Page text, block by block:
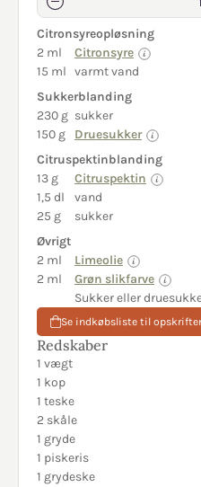
Citronsyreopløsning
2 ml
Citronsyre
15 ml varmt vand
Sukkerblanding
230 g sukker
150 g
Druesukker
Citruspektinblanding
13 g
Citruspektin
1,5 dl
vand
25 g
sukker
Øvrigt
2 ml
Limeolie
2 ml
Grøn slikfarve
Sukker eller
Se indkøbsliste til
Redskaber
1 vægt
1 kop
1 teske
2 skåle
1 gryde
1 piskeris
1 grydeske